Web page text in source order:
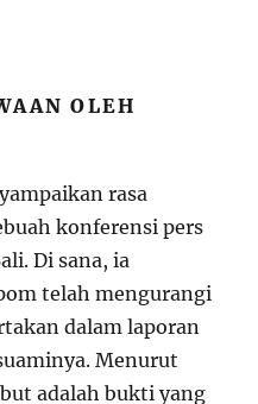
OLEH
rasa
konferensi pers
Di sana, ia
telah mengurangi
dalam laporan
Menurut
adalah bukti yang